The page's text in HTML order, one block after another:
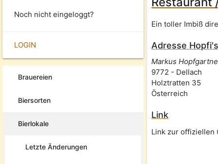
Noch nicht eingeloggt?
LOGIN
Brauereien
Biersorten
Bierlokale
Letzte Änderungen
Ein toller Imbiß
Adresse Hopfi's
Markus
9772 - Dellach
Holztratten 35
Österreich
Link
Link zur offiziellen